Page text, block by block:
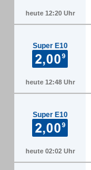
heute 12:20 Uhr
Super E10
heute 12:48 Uhr
Super E10
heute 02:02 Uhr